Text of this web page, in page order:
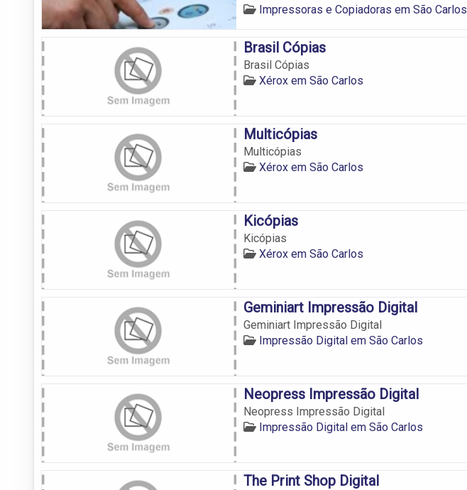
Impressoras e Copiadoras em São Carlos
Brasil Cópias
Brasil Cópias
Xérox em São Carlos
Multicópias
Multicópias
Xérox em São Carlos
Kicópias
Kicópias
Xérox em São Carlos
Geminiart Impressão Digital
Geminiart Impressão Digital
Impressão Digital em São Carlos
Neopress Impressão Digital
Neopress Impressão Digital
Impressão Digital em São Carlos
The Print Shop Digital